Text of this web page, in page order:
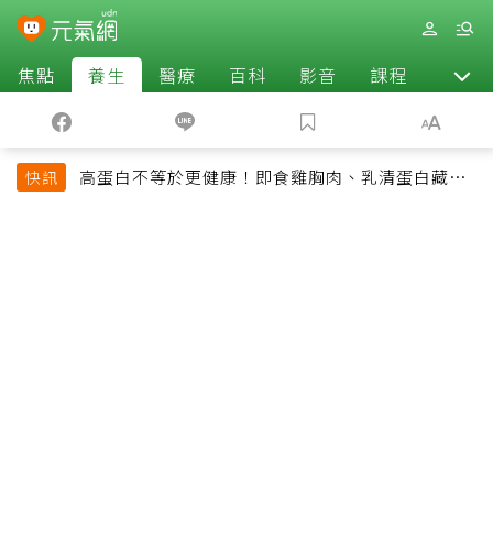
焦點 養生 醫療 百科 影音 課程 退休
快訊
高蛋白不等於更健康！即食雞胸肉、乳清蛋白藏陷